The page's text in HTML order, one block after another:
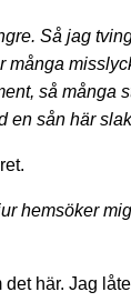
Så jag
många
så många
en sån här
hemsöker
här. Jag